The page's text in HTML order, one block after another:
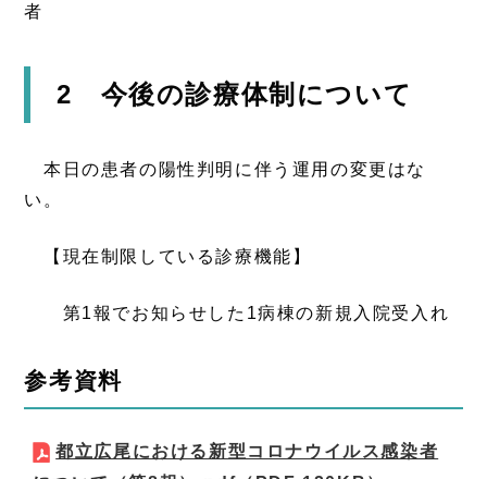
者
2 今後の診療体制について
本日の患者の陽性判明に伴う運用の変更はな
い。
【現在制限している診療機能】
第1報でお知らせした1病棟の新規入院受入れ
参考資料
都立広尾における新型コロナウイルス感染者